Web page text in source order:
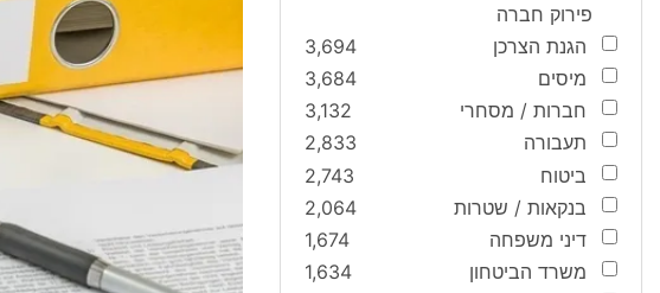
פירוק חברה
הגנת הצרכן
3,694
מיסים
3,684
חברות / מסחרי
3,132
תעבורה
2,833
ביטוח
2,743
בנקאות / שטרות
2,064
דיני משפחה
1,674
משרד הביטחון
1,634